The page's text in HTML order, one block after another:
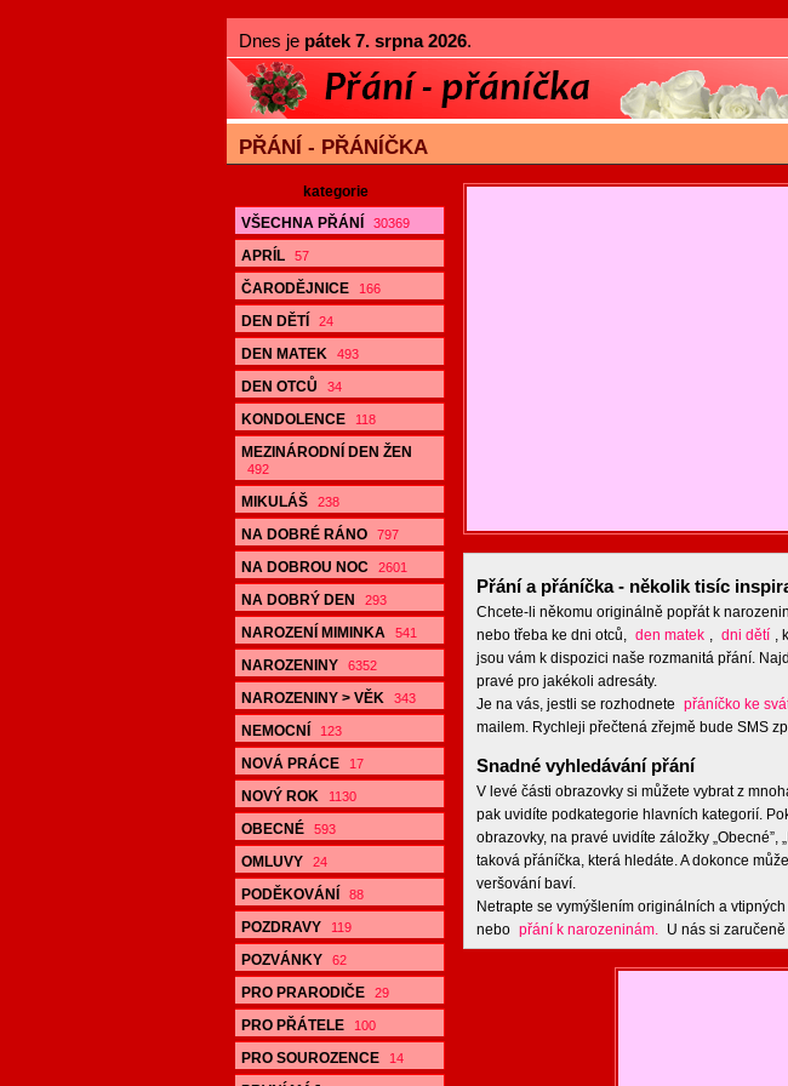
Dnes je pátek 7. srpna 2026.
PŘÁNÍ - PŘÁNÍČKA
kategorie
VŠECHNA PŘÁNÍ
30369
APRÍL 57
ČARODĚJNICE 166
DEN DĚTÍ 24
DEN MATEK 493
DEN OTCŮ 34
KONDOLENCE 118
MEZINÁRODNÍ DEN ŽEN
492
MIKULÁŠ 238
NA DOBRÉ RÁNO 797
NA DOBROU NOC 2601
NA DOBRÝ DEN 293
NAROZENÍ MIMINKA 541
NAROZENINY 6352
NAROZENINY > VĚK 343
NEMOCNÍ 123
NOVÁ PRÁCE 17
NOVÝ ROK 1130
OBECNÉ 593
OMLUVY 24
PODĚKOVÁNÍ 88
POZDRAVY 119
POZVÁNKY 62
PRO PRARODIČE 29
PRO PŘÁTELE 100
PRO SOUROZENCE 14
Přání a přáníčka - několik tisíc
Chcete-li někomu originálně popřát k
nebo třeba ke dni otců, den matek , dni dětí ,
jsou vám k dispozici naše rozmanitá přání.
pravé pro jakékoli adresáty.
Je na vás, jestli se rozhodnete přáníčko ke
mailem. Rychleji přečtená zřejmě bude SMS
Snadné vyhledávání přání
V levé části obrazovky si můžete vybrat z
pak uvidíte podkategorie hlavních kategorií.
obrazovky, na pravé uvidíte záložky „Obecné”,
taková přáníčka, která hledáte. A dokonce
veršování baví.
Netrapte se vymýšlením originálních a
nebo přání k narozeninám. U nás si